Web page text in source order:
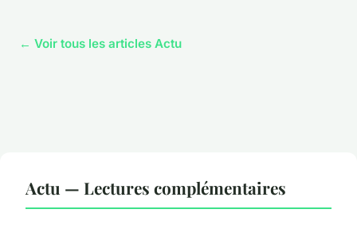
← Voir tous les articles Actu
Actu — Lectures complémentaires